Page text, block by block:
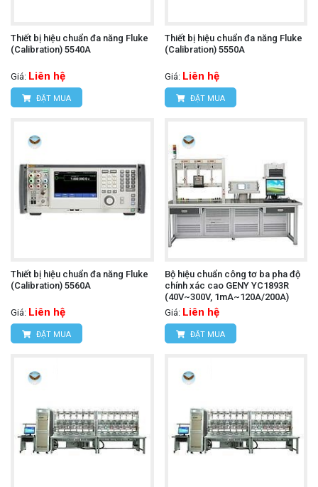
Thiết bị hiệu chuẩn đa năng Fluke
(Calibration) 5540A
Giá: Liên hệ
ĐẶT MUA
Thiết bị hiệu chuẩn đa năng Fluke
(Calibration) 5550A
Giá: Liên hệ
ĐẶT MUA
Thiết bị hiệu chuẩn đa năng Fluke
(Calibration) 5560A
Giá: Liên hệ
ĐẶT MUA
Bộ hiệu chuẩn công tơ ba pha độ
chính xác cao GENY YC1893R
(40V~300V, 1mA~120A/200A)
Giá: Liên hệ
ĐẶT MUA